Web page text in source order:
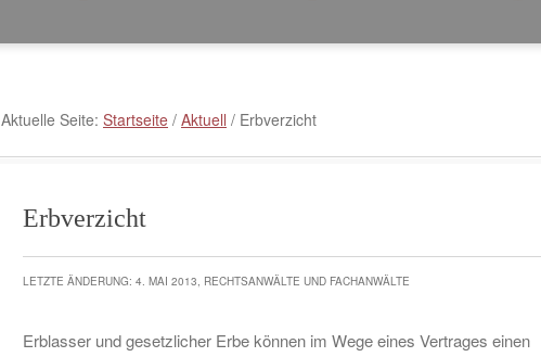
Aktuelle Seite: Startseite / Aktuell / Erbverzicht
Erbverzicht
LETZTE ÄNDERUNG: 4. MAI 2013, RECHTSANWÄLTE UND FACHANWÄLTE
Erblasser und gesetzlicher Erbe können im Wege eines Vertrages einen